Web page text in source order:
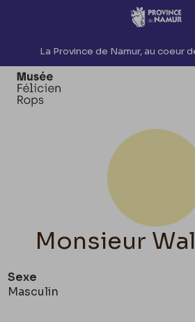
Accèder directement au
La Province de Namur, au coeur
Monsieur
Sexe
Masculin